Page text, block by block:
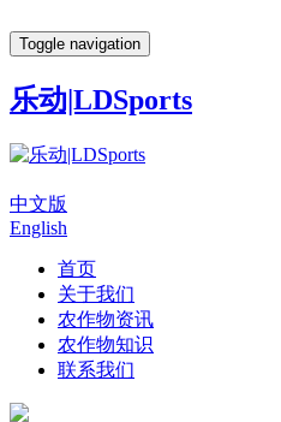
Toggle navigation
乐动|LDSports
中文版
English
首页
关于我们
农作物资讯
农作物知识
联系我们